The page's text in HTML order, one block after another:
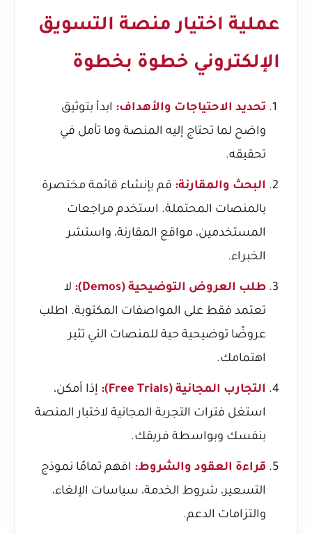
عملية اختيار منصة التسويق
الإلكتروني خطوة بخطوة
تحديد الاحتياجات والأهداف: ابدأ بتوثيق
واضح لما تحتاج إليه المنصة وما تأمل في
تحقيقه.
البحث والمقارنة: قم بإنشاء قائمة مختصرة
بالمنصات المحتملة. استخدم مراجعات
المستخدمين، مواقع المقارنة، واستشر
الخبراء.
طلب العروض التوضيحية (Demos):
لا
تعتمد فقط على المواصفات المكتوبة. اطلب
عروضًا توضيحية حية للمنصات التي تثير
اهتمامك.
التجارب المجانية (Free Trials):
إذا أمكن،
استغل فترات التجربة المجانية لاختبار المنصة
بنفسك وبواسطة فريقك.
قراءة العقود والشروط: افهم تمامًا نموذج
التسعير، شروط الخدمة، سياسات الإلغاء،
والتزامات الدعم.